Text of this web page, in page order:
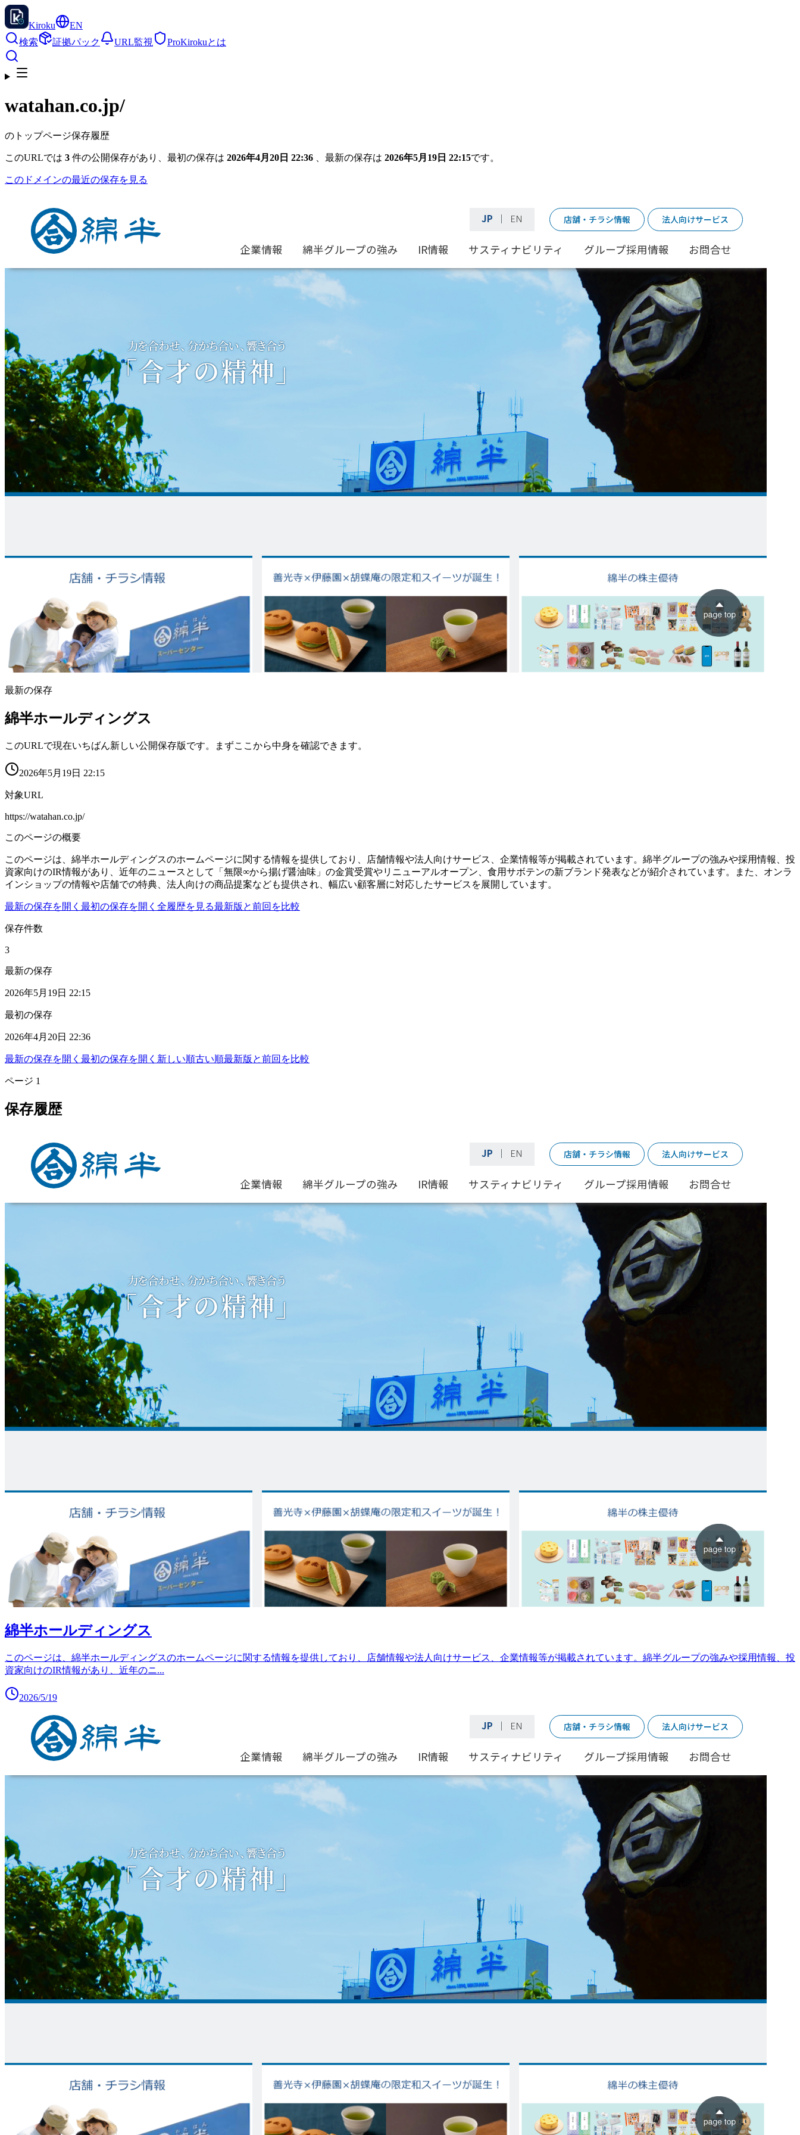
Kiroku
EN
検索
証拠パック URL監視 ProKirokuとは
watahan.co.jp/
のトップページ保存履歴
このURLでは 3 件の公開保存があり、最初の保存は 2026年4月20日 22:36 、最新の保存は 2026年5月19日 22:15です。
このドメインの最近の保存を見る
最新の保存
綿半ホールディングス
このURLで現在いちばん新しい公開保存版です。まずここから中身を確認できます。
2026年5月19日 22:15
対象URL
https://watahan.co.jp/
このページの概要
このページは、綿半ホールディングスのホームページに関する情報を提供しており、店舗情報や法人向けサービス、企業情報等が掲載されています。綿半グループの強みや採用情報、投
資家向けのIR情報があり、近年のニュースとして「無限∞から揚げ醤油味」の金賞受賞やリニューアルオープン、食用サボテンの新ブランド発表などが紹介されています。また、オンラ
インショップの情報や店舗での特典、法人向けの商品提案なども提供され、幅広い顧客層に対応したサービスを展開しています。
最新の保存を開く 最初の保存を開く 全履歴を見る最新版と前回を比較
保存件数
3
最新の保存
2026年5月19日 22:15
最初の保存
2026年4月20日 22:36
最新の保存を開く 最初の保存を開く 新しい順古い順最新版と前回を比較
ページ 1
保存履歴
綿半ホールディングス
このページは、綿半ホールディングスのホームページに関する情報を提供しており、店舗情報や法人向けサービス、企業情報等が掲載されています。綿半グループの強みや採用情報、投
資家向けのIR情報があり、近年のニ...
2026/5/19